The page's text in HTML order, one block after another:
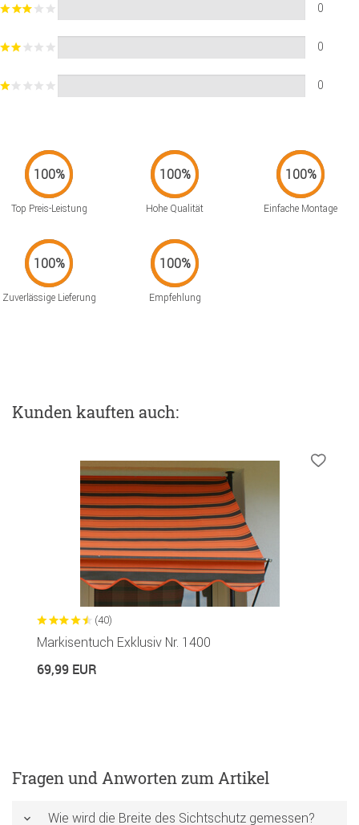
0
0
0
Top Preis-Leistung Hohe Qualität Einfache Montage
Zuverlässige Lieferung Empfehlung
Kunden kauften auch:
(40)
Markisentuch Exklusiv Nr. 1400
69,99 EUR
Fragen und Anworten zum Artikel
Wie wird die Breite des Sichtschutz gemessen?